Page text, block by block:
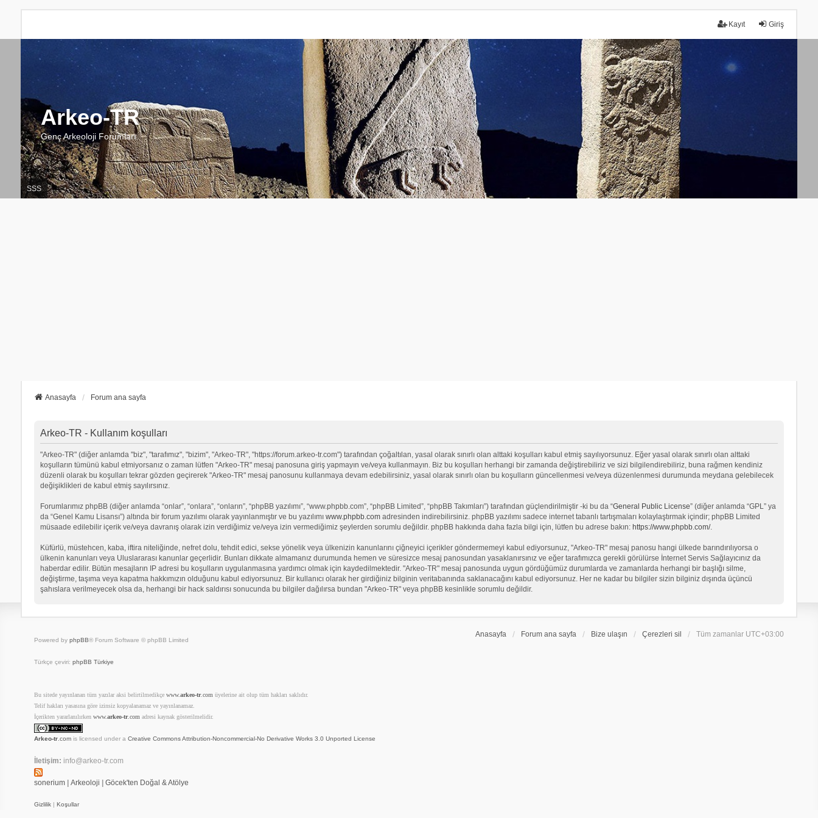
Giriş
Kayıt
Arkeo-TR
Genç Arkeoloji Forumları
SSS
Anasayfa Forum ana sayfa
Arkeo-TR - Kullanım koşulları
"Arkeo-TR" (diğer anlamda "biz", "tarafımız", "bizim", "Arkeo-TR", "https://forum.arkeo-tr.com") tarafından çoğaltılan, yasal olarak sınırlı olan alttaki koşulları kabul etmiş sayılıyorsunuz. Eğer yasal olarak sınırlı olan alttaki
koşulların tümünü kabul etmiyorsanız o zaman lütfen "Arkeo-TR" mesaj panosuna giriş yapmayın ve/veya kullanmayın. Biz bu koşulları herhangi bir zamanda değiştirebiliriz ve sizi bilgilendirebiliriz, buna rağmen kendiniz
düzenli olarak bu koşulları tekrar gözden geçirerek "Arkeo-TR" mesaj panosunu kullanmaya devam edebilirsiniz, yasal olarak sınırlı olan bu koşulların güncellenmesi ve/veya düzenlenmesi durumunda meydana gelebilecek
değişiklikleri de kabul etmiş sayılırsınız.
Forumlarımız phpBB (diğer anlamda “onlar”, “onlara”, “onların”, “phpBB yazılımı”, “www.phpbb.com”, “phpBB Limited”, “phpBB Takımları”) tarafından güçlendirilmiştir -ki bu da “General Public License” (diğer anlamda “GPL” ya
da “Genel Kamu Lisansı”) altında bir forum yazılımı olarak yayınlanmıştır ve bu yazılımı www.phpbb.comadresinden indirebilirsiniz. phpBB yazılımı sadece internet tabanlı tartışmaları kolaylaştırmak içindir; phpBB Limited
müsaade edilebilir içerik ve/veya davranış olarak izin verdiğimiz ve/veya izin vermediğimiz şeylerden sorumlu değildir. phpBB hakkında daha fazla bilgi için, lütfen bu adrese bakın: https://www.phpbb.com/.
Küfürlü, müstehcen, kaba, iftira niteliğinde, nefret dolu, tehdit edici, sekse yönelik veya ülkenizin kanunlarını çiğneyici içerikler göndermemeyi kabul ediyorsunuz, "Arkeo-TR" mesaj panosu hangi ülkede barındırılıyorsa o
ülkenin kanunları veya Uluslararası kanunlar geçerlidir. Bunları dikkate almamanız durumunda hemen ve süresizce mesaj panosundan yasaklanırsınız ve eğer tarafımızca gerekli görülürse İnternet Servis Sağlayıcınız da
haberdar edilir. Bütün mesajların IP adresi bu koşulların uygulanmasına yardımcı olmak için kaydedilmektedir. "Arkeo-TR" mesaj panosunda uygun gördüğümüz durumlarda ve zamanlarda herhangi bir başlığı silme,
değiştirme, taşıma veya kapatma hakkımızın olduğunu kabul ediyorsunuz. Bir kullanıcı olarak her girdiğiniz bilginin veritabanında saklanacağını kabul ediyorsunuz. Her ne kadar bu bilgiler sizin bilginiz dışında üçüncü
şahıslara verilmeyecek olsa da, herhangi bir hack saldırısı sonucunda bu bilgiler dağılırsa bundan "Arkeo-TR" veya phpBB kesinlikle sorumlu değildir.
Anasayfa Forum ana sayfa Bize ulaşın Çerezleri sil Tüm zamanlar UTC+03:00
Powered by phpBB® Forum Software © phpBB Limited
Türkçe çeviri: phpBB Türkiye
Bu sitede yayınlanan tüm yazılar aksi belirtilmedikçe www.arkeo-tr.com üyelerine ait olup tüm hakları saklıdır.
Telif hakları yasasına göre izinsiz kopyalanamaz ve yayınlanamaz.
İçerikten yararlanılırken www.arkeo-tr.com adresi kaynak gösterilmelidir.
Arkeo-tr.comis licensed under a Creative Commons Attribution-Noncommercial-No Derivative Works 3.0 Unported License
İletişim: info@arkeo-tr.com
sonerium Arkeoloji Göcek'ten Doğal & Atölye
Gizlilik| Koşullar